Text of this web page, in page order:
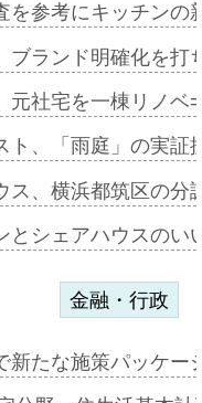
を参考にキッチン
ブランド明確化を
元社宅を一棟リノ
ト、「雨庭」の実
ス、横浜都筑区の
とシェアハウスの
金融・行政
新たな施策パッケ